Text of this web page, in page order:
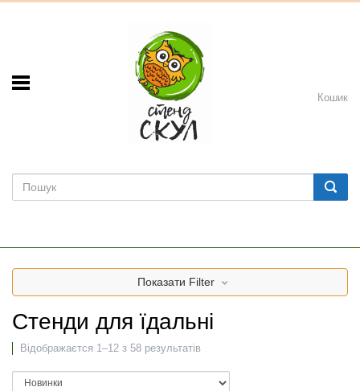
Кошик
Показати Filter
Стенди для їдальні
Відображаєтся 1–12 з 58 результатів